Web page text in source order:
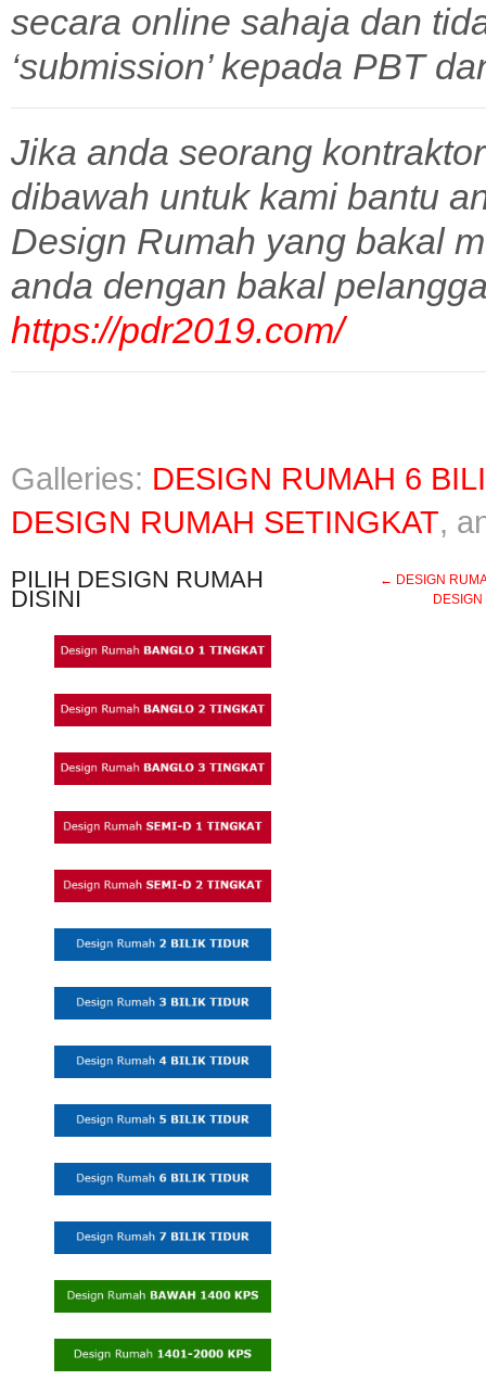
secara online sahaja dan
‘submission’ kepada PBT
Jika anda seorang
dibawah untuk kami bantu
Design Rumah yang bakal
anda dengan bakal
https://pdr2019.com/
Galleries: DESIGN RUMAH 6
DESIGN RUMAH SETINGKAT,
← DESIGN
PILIH DESIGN RUMAH
DISINI